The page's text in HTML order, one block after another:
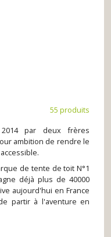
55 produits
par deux frères
ambition de rendre le
de tente de toit N°1
déjà plus de 40000
aujourd'hui en France
partir à l'aventure en